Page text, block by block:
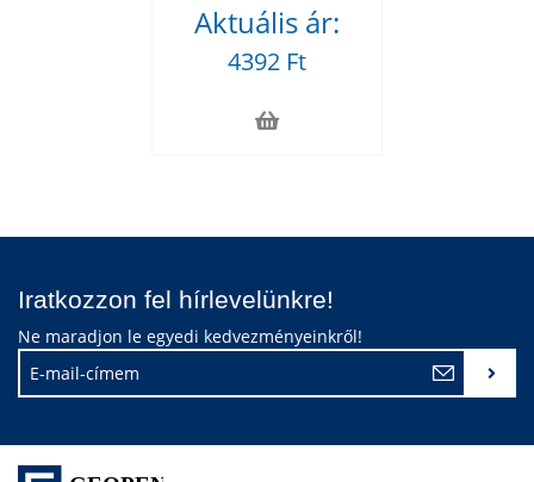
Aktuális ár:
4392 Ft
Iratkozzon fel hírlevelünkre!
Ne maradjon le egyedi kedvezményeinkről!